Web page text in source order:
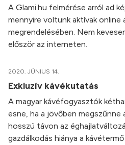
A Glami.hu felmérése arról ad
mennyire voltunk aktívak online
megrendelésében. Nem
először az interneten.
2020. JÚNIUS 14.
Exkluzív kávékutatás
A magyar kávéfogyasztók
esne, ha a jövőben megszűnne
hosszú távon az
gazdálkodás hiánya a